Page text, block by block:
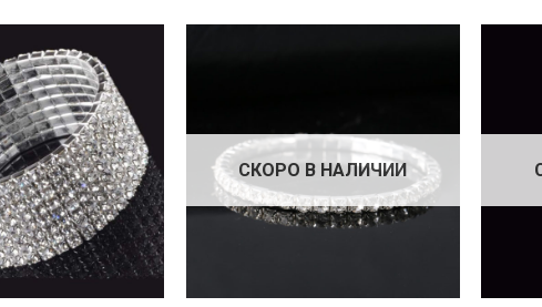
СКОРО В НАЛИЧИИ